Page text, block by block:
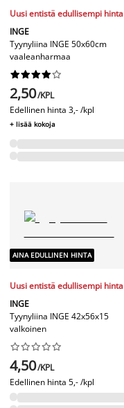
Uusi entistä edullisempi hinta
INGE
Tyynyliina INGE 50x60cm
vaaleanharmaa






2,50/KPL
Edellinen hinta 3,- /kpl
+ lisää kokoja
AINA EDULLINEN HINTA
Uusi entistä edullisempi hinta
INGE
Tyynyliina INGE 42x56x15
valkoinen






4,50/KPL
Edellinen hinta 5,- /kpl